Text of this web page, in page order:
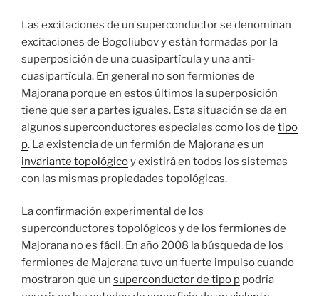
Las excitaciones de un superconductor se denominan
excitaciones de Bogoliubov y están formadas por la
superposición de una cuasipartícula y una anti-
cuasipartícula. En general no son fermiones de
Majorana porque en estos últimos la superposición
tiene que ser a partes iguales. Esta situación se da en
algunos superconductores especiales como los de tipo
p. La existencia de un fermión de Majorana es un
invariante topológicoy existirá en todos los sistemas
con las mismas propiedades topológicas.
La confirmación experimental de los
superconductores topológicos y de los fermiones de
Majorana no es fácil. En año 2008 la búsqueda de los
fermiones de Majorana tuvo un fuerte impulso cuando
mostraron que un superconductor de tipo p podría